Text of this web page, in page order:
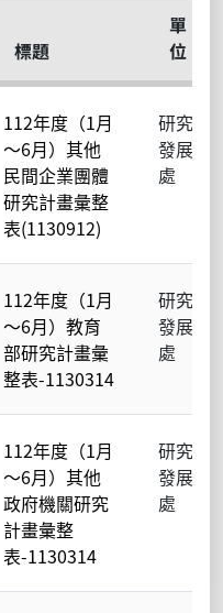
標題
單
位
112年度（1月
～6月）其他
民間企業團體
研究計畫彙整
表(1130912)
研究
發展
處
112年度（1月
～6月）教育
部研究計畫彙
整表-1130314
研究
發展
處
112年度（1月
～6月）其他
政府機關研究
計畫彙整
表-1130314
研究
發展
處